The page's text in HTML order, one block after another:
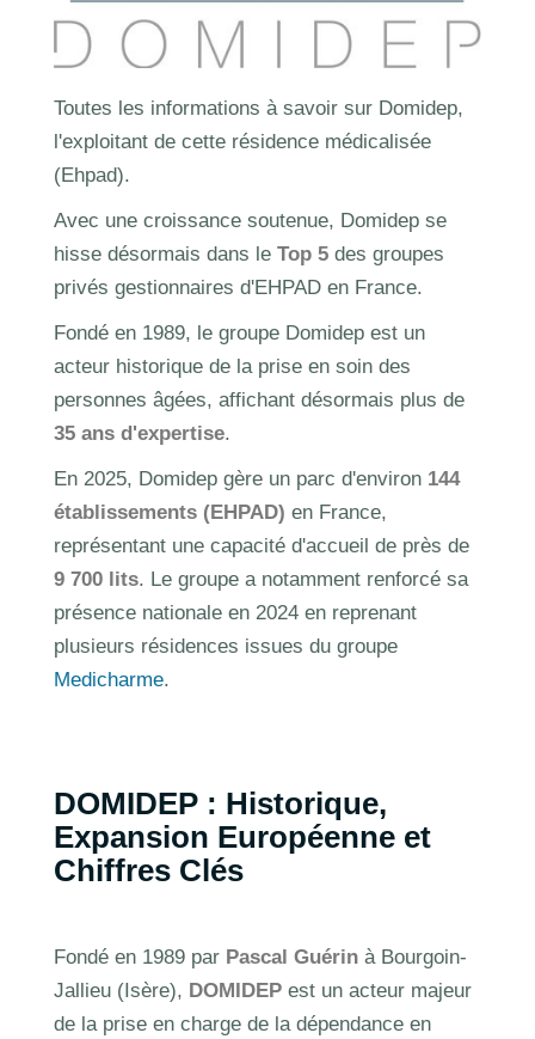
Toutes les informations à savoir sur Domidep,
l'exploitant de cette résidence médicalisée
(Ehpad).
Avec une croissance soutenue, Domidep se
hisse désormais dans le Top 5 des groupes
privés gestionnaires d'EHPAD en France.
Fondé en 1989, le groupe Domidep est un
acteur historique de la prise en soin des
personnes âgées, affichant désormais plus de
35 ans d'expertise.
En 2025, Domidep gère un parc d'environ 144
établissements (EHPAD) en France,
représentant une capacité d'accueil de près de
9 700 lits. Le groupe a notamment renforcé sa
présence nationale en 2024 en reprenant
plusieurs résidences issues du groupe
Medicharme.
DOMIDEP : Historique,
Expansion Européenne et
Chiffres Clés
Fondé en 1989 par Pascal Guérin à Bourgoin-
Jallieu (Isère), DOMIDEP est un acteur majeur
de la prise en charge de la dépendance en